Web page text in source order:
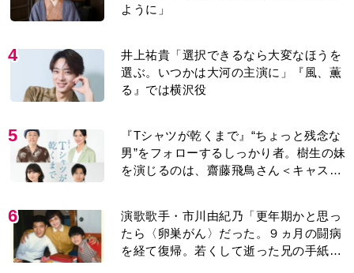
ように」
4
井上祐貴「選択できるなら大変なほうを
選ぶ。いつかは大河の主演に」『風、薫
る』では横沢役
5
『Tシャツが乾くまで』“ちょっと残念な
男”をフォローするしっかり者。樹生の妹
を演じるのは、齋藤飛鳥さん＜キャスト
6
演歌歌手・市川由紀乃「更年期かと思っ
たら〈卵巣がん〉だった。９ヵ月の闘病
を経て復帰。若くして逝った兄の手紙を